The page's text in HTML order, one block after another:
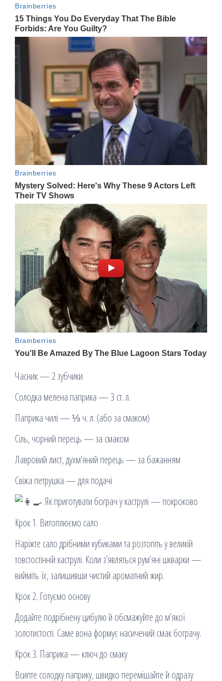
Часник — 2 зубчики
Солодка мелена паприка — 3 ст. л.
Паприка чилі — ⅓ ч. л. (або за смаком)
Сіль, чорний перець — за смаком
Лавровий лист, духм’яний перець — за бажанням
Свіжа петрушка — для подачі
Як приготувати бограч у каструлі — покроково
Крок 1. Витоплюємо сало
Наріжте сало дрібними кубиками та розтопіть у великій
товстостінній каструлі. Коли з’являться рум’яні шкварки —
вийміть їх, залишивши чистий ароматний жир.
Крок 2. Готуємо основу
Додайте подрібнену цибулю й обсмажуйте до м’якої
золотистості. Саме вона формує насичений смак бограчу.
Крок 3. Паприка — ключ до смаку
Всипте солодку паприку, швидко перемішайте й одразу